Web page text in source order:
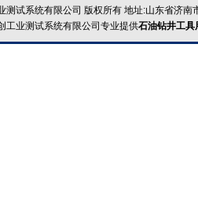
测试系统有限公司 版权所有 地址:山东省济
工业测试系统有限公司专业提供石油钻井工